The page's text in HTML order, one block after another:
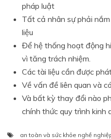
pháp luật
Tất cả nhân sự phải
liệu
Để hệ thống hoạt động
vì tăng trách nhiệm.
Các tài liệu cần được
Về vấn đề liên quan và
Và bất kỳ thay đổi nào
chính thức quy trình kinh
an toàn và sức khỏe nghề